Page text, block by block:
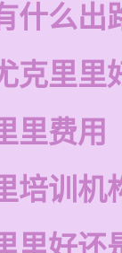
什么出
克里里
里费用
培训机